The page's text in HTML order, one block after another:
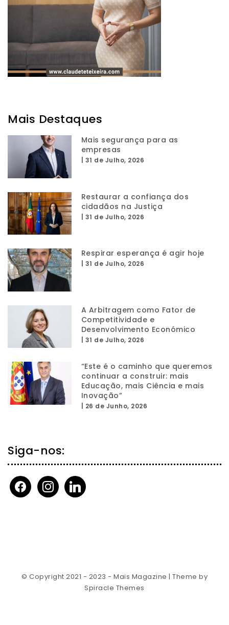
Mais Destaques
Mais segurança para as
empresas
31 de Julho, 2026
Restaurar a confiança dos
cidadãos na Justiça
31 de Julho, 2026
Respirar esperança é agir hoje
31 de Julho, 2026
A Arbitragem como Fator de
Competitividade e
Desenvolvimento Económico
31 de Julho, 2026
“Este é o caminho que queremos
continuar a construir: mais
Educação, mais Ciência e mais
Inovação”
26 de Junho, 2026
Siga-nos:
facebookinstagramlinkedin
© Copyright 2021 - 2023 - Mais Magazine | Theme by
Spiracle Themes